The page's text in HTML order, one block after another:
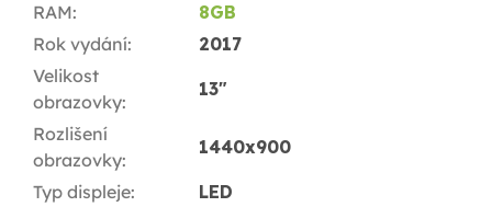
RAM:
8GB
Rok vydání:
2017
Velikost
obrazovky:
13"
Rozlišení
obrazovky:
1440x900
Typ displeje:
LED